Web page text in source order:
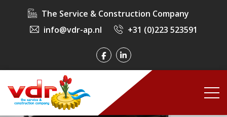
The Service & Construction Company
info@vdr-ap.nl
+31 (0)223 523591